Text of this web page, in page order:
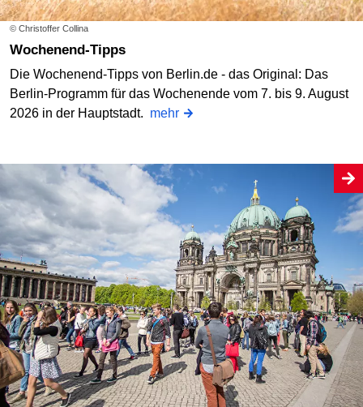
© Christoffer Collina
Wochenend-Tipps
Die Wochenend-Tipps von Berlin.de - das Original: Das
Berlin-Programm für das Wochenende vom 7. bis 9. August
2026 in der Hauptstadt. mehr